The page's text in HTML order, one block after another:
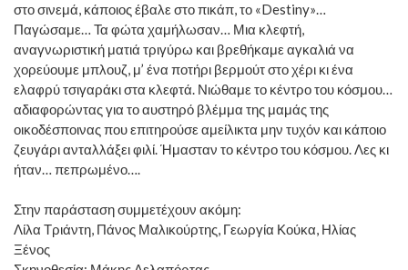
στο σινεμά, κάποιος έβαλε στο πικάπ, το «Destiny»…
Παγώσαμε… Τα φώτα χαμήλωσαν… Μια κλεφτή,
αναγνωριστική ματιά τριγύρω και βρεθήκαμε αγκαλιά να
χορεύουμε μπλουζ, μ’ ένα ποτήρι βερμούτ στο χέρι κι ένα
ελαφρύ τσιγαράκι στα κλεφτά. Νιώθαμε το κέντρο του κόσμου…
αδιαφορώντας για το αυστηρό βλέμμα της μαμάς της
οικοδέσποινας που επιτηρούσε αμείλικτα μην τυχόν και κάποιο
ζευγάρι ανταλλάξει φιλί. Ήμασταν το κέντρο του κόσμου. Λες κι
ήταν… πεπρωμένο….
Στην παράσταση συμμετέχουν ακόμη:
Λίλα Τριάντη, Πάνος Μαλικούρτης, Γεωργία Κούκα, Ηλίας
Ξένος